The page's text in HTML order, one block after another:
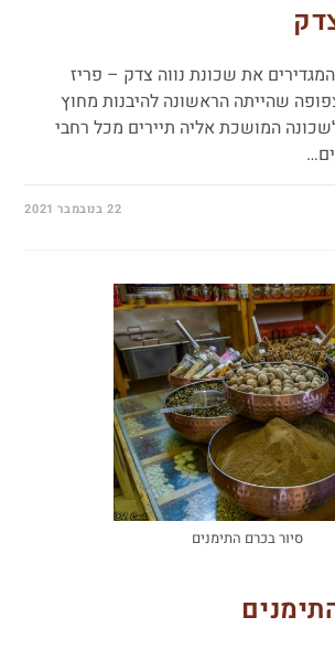
את שכונת נווה צדק – פריז
שהייתה הראשונה להיבנות מחוץ
המושכת אליה תיירים מכל רחבי
22 בנובמבר 2021
סיור בכרם התימנים